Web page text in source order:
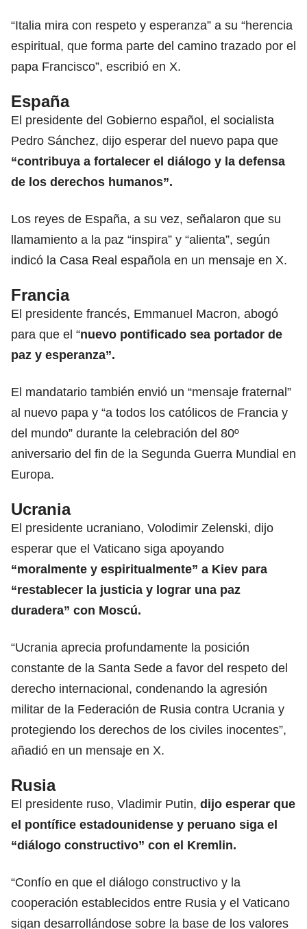
“Italia mira con respeto y esperanza” a su “herencia
espiritual, que forma parte del camino trazado por el
papa Francisco”, escribió en X.
España
El presidente del Gobierno español, el socialista
Pedro Sánchez, dijo esperar del nuevo papa que
“contribuya a fortalecer el diálogo y la defensa
de los derechos humanos”.
Los reyes de España, a su vez, señalaron que su
llamamiento a la paz “inspira” y “alienta”, según
indicó la Casa Real española en un mensaje en X.
Francia
El presidente francés, Emmanuel Macron, abogó
para que el “nuevo pontificado sea portador de
paz y esperanza”.
El mandatario también envió un “mensaje fraternal”
al nuevo papa y “a todos los católicos de Francia y
del mundo” durante la celebración del 80º
aniversario del fin de la Segunda Guerra Mundial en
Europa.
Ucrania
El presidente ucraniano, Volodimir Zelenski, dijo
esperar que el Vaticano siga apoyando
“moralmente y espiritualmente” a Kiev para
“restablecer la justicia y lograr una paz
duradera” con Moscú.
“Ucrania aprecia profundamente la posición
constante de la Santa Sede a favor del respeto del
derecho internacional, condenando la agresión
militar de la Federación de Rusia contra Ucrania y
protegiendo los derechos de los civiles inocentes”,
añadió en un mensaje en X.
Rusia
El presidente ruso, Vladimir Putin, dijo esperar que
el pontífice estadounidense y peruano siga el
“diálogo constructivo” con el Kremlin.
“Confío en que el diálogo constructivo y la
cooperación establecidos entre Rusia y el Vaticano
sigan desarrollándose sobre la base de los valores